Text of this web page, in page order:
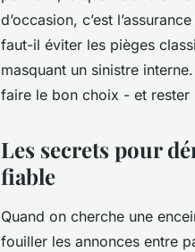
d’occasion, c’est
faut-il éviter les pièges
masquant un sinistre
faire le bon choix - et rester
Les secrets pour
fiable
Quand on cherche une
fouiller les annonces entre